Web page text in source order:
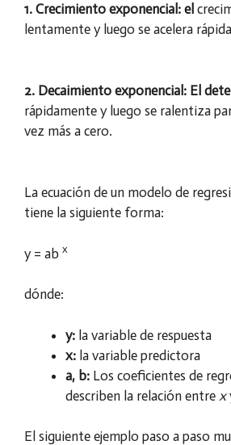
1. Crecimiento exponencial: el
lentamente y luego se acelera
2. Decaimiento exponencial: El
rápidamente y luego se ralentiza
vez más a cero.
La ecuación de un modelo de
tiene la siguiente forma:
y = ab x
dónde:
y: la variable de respuesta
x: la variable predictora
a, b: Los coeficientes de
describen la relación entre x
El siguiente ejemplo paso a paso